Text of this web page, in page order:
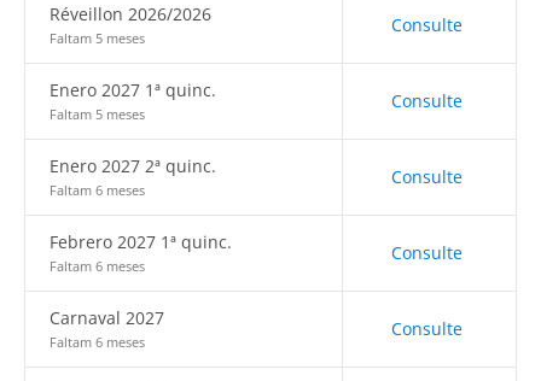
Réveillon 2026/2026
Faltam 5 meses
Consulte
Enero 2027 1ª quinc.
Faltam 5 meses
Consulte
Enero 2027 2ª quinc.
Faltam 6 meses
Consulte
Febrero 2027 1ª quinc.
Faltam 6 meses
Consulte
Carnaval 2027
Faltam 6 meses
Consulte